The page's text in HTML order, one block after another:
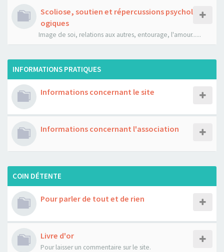
Scoliose, soutien et répercussions psychol
ogiques
Image de soi, relations aux autres, entourage, l'amour......
INFORMATIONS PRATIQUES
Informations concernant le site
Informations concernant l'association
COIN DÉTENTE
Pour parler de tout et de rien
Livre d'or
Pour laisser un commentaire sur le site.